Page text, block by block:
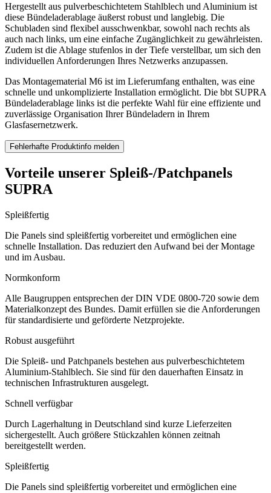
Hergestellt aus pulverbeschichtetem Stahlblech und Aluminium ist
diese Bündeladerablage äußerst robust und langlebig. Die
Schubladen sind flexibel ausschwenkbar, sowohl nach rechts als
auch nach links, um eine einfache Zugänglichkeit zu gewährleisten.
Zudem ist die Ablage stufenlos in der Tiefe verstellbar, um sich den
individuellen Anforderungen Ihres Netzwerks anzupassen.
Das Montagematerial M6 ist im Lieferumfang enthalten, was eine
schnelle und unkomplizierte Installation ermöglicht. Die bbt SUPRA
Bündeladerablage links ist die perfekte Wahl für eine effiziente und
zuverlässige Organisation Ihrer Bündeladern in Ihrem
Glasfasernetzwerk.
Fehlerhafte Produktinfo melden
Vorteile unserer Spleiß-/Patchpanels
SUPRA
Spleißfertig
Die Panels sind spleißfertig vorbereitet und ermöglichen eine
schnelle Installation. Das reduziert den Aufwand bei der Montage
und im Ausbau.
Normkonform
Alle Baugruppen entsprechen der DIN VDE 0800-720 sowie dem
Materialkonzept des Bundes. Damit erfüllen sie die Anforderungen
für standardisierte und geförderte Netzprojekte.
Robust ausgeführt
Die Spleiß- und Patchpanels bestehen aus pulverbeschichtetem
Aluminium-Stahlblech. Sie sind für den dauerhaften Einsatz in
technischen Infrastrukturen ausgelegt.
Schnell verfügbar
Durch Lagerhaltung in Deutschland sind kurze Lieferzeiten
sichergestellt. Auch größere Stückzahlen können zeitnah
bereitgestellt werden.
Spleißfertig
Die Panels sind spleißfertig vorbereitet und ermöglichen eine